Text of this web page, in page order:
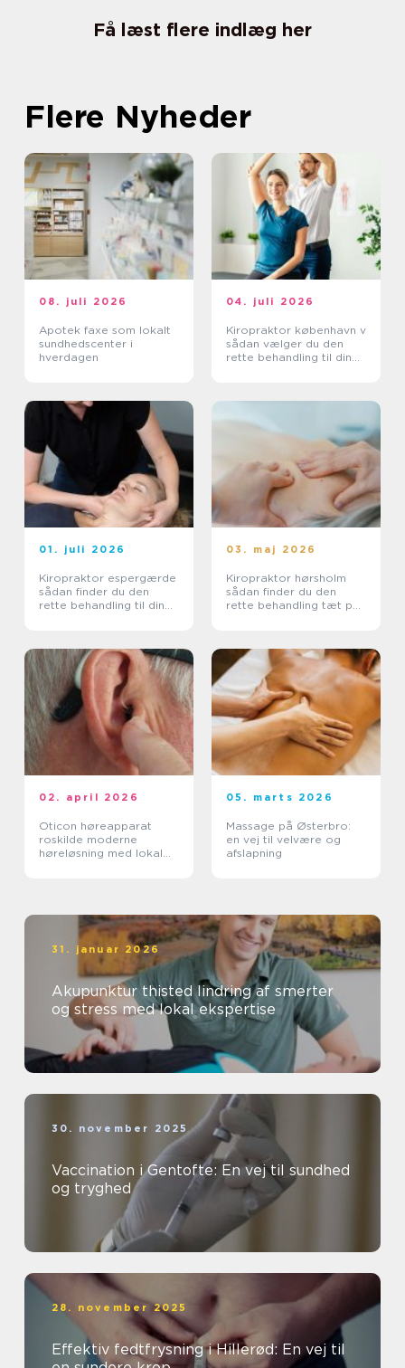
Få læst flere indlæg her
Flere Nyheder
08. juli 2026
Apotek faxe som lokalt
sundhedscenter i
hverdagen
04. juli 2026
Kiropraktor københavn v
sådan vælger du den
rette behandling til dine
01. juli 2026
Kiropraktor espergærde
sådan finder du den
rette behandling til dine
03. maj 2026
Kiropraktor hørsholm
sådan finder du den
rette behandling tæt på
02. april 2026
Oticon høreapparat
roskilde moderne
høreløsning med lokal
05. marts 2026
Massage på Østerbro:
en vej til velvære og
afslapning
31. januar 2026
Akupunktur thisted lindring af smerter
og stress med lokal ekspertise
30. november 2025
Vaccination i Gentofte: En vej til sundhed
og tryghed
28. november 2025
Effektiv fedtfrysning i Hillerød: En vej til